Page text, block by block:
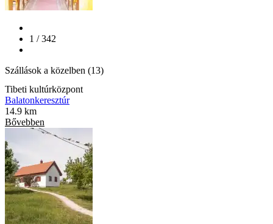
1 / 342
Szállások a közelben (13)
Tibeti kultúrközpont
Balatonkeresztúr
14.9 km
Bővebben